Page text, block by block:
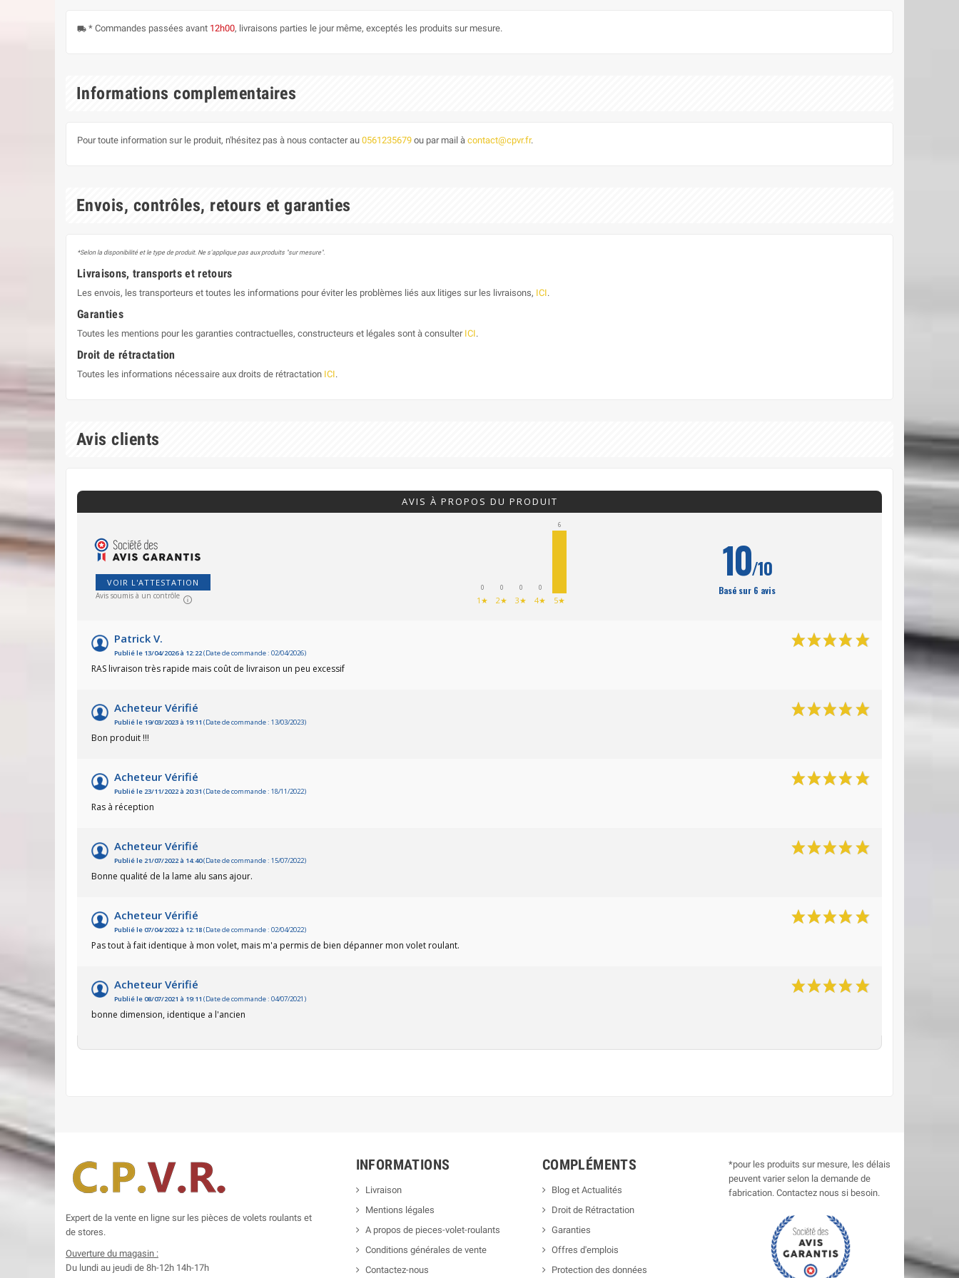
local_shipping * Commandes passées avant 12h00, livraisons parties le jour même, exceptés les produits sur mesure.
Informations complementaires
Pour toute information sur le produit, n'hésitez pas à nous contacter au 0561235679 ou par mail à contact@cpvr.fr.
Envois, contrôles, retours et garanties
*Selon la disponibilité et le type de produit. Ne s'applique pas aux produits "sur mesure".
Livraisons, transports et retours
Les envois, les transporteurs et toutes les informations pour éviter les problèmes liés aux litiges sur les livraisons, ICI.
Garanties
Toutes les mentions pour les garanties contractuelles, constructeurs et légales sont à consulter ICI.
Droit de rétractation
Toutes les informations nécessaire aux droits de rétractation ICI.
Avis clients
AVIS À PROPOS DU PRODUIT
VOIR L'ATTESTATION
Avis soumis à un contrôle
0
1★
0
2★
0
3★
0
4★
6
5★
10/10
Basé sur 6 avis
Patrick V.
Publié le 13/04/2026 à 12:22(Date de commande : 02/04/2026)
RAS livraison très rapide mais coût de livraison un peu excessif
Acheteur Vérifié
Publié le 19/03/2023 à 19:11 (Date de commande : 13/03/2023)
Bon produit !!!
Acheteur Vérifié
Publié le 23/11/2022 à 20:31 (Date de commande : 18/11/2022)
Ras à réception
Acheteur Vérifié
Publié le 21/07/2022 à 14:40(Date de commande : 15/07/2022)
Bonne qualité de la lame alu sans ajour.
Acheteur Vérifié
Publié le 07/04/2022 à 12:18(Date de commande : 02/04/2022)
Pas tout à fait identique à mon volet, mais m'a permis de bien dépanner mon volet roulant.
Acheteur Vérifié
Publié le 08/07/2021 à 19:11 (Date de commande : 04/07/2021)
bonne dimension, identique a l'ancien
Expert de la vente en ligne sur les pièces de volets roulants et
de stores.
Ouverture du magasin :
Du lundi au jeudi de 8h-12h 14h-17h
INFORMATIONS
Livraison
Mentions légales
A propos de pieces-volet-roulants
Conditions générales de vente
Contactez-nous
COMPLÉMENTS
Blog et Actualités
Droit de Rétractation
Garanties
Offres d'emplois
Protection des données
*pour les produits sur mesure, les délais
peuvent varier selon la demande de
fabrication. Contactez nous si besoin.